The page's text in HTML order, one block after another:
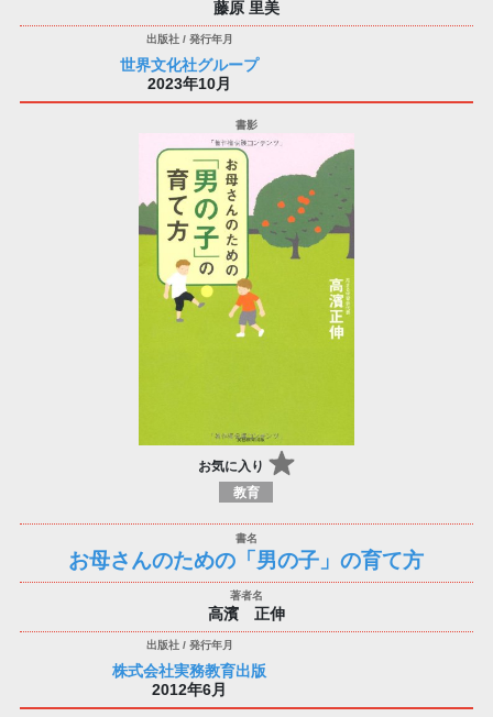
藤原 里美
世界文化社グループ
2023年10月
お気に入り
教育
お母さんのための「男の子」の育て方
高濱 正伸
株式会社実務教育出版
2012年6月